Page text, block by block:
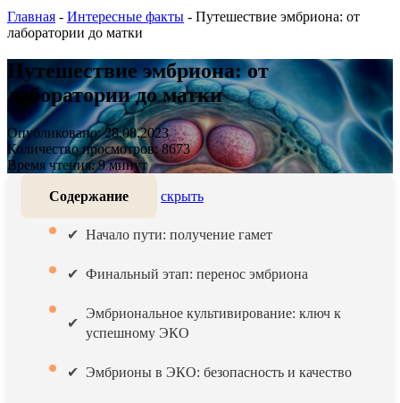
Главная - Интересные факты - Путешествие эмбриона: от
лаборатории до матки
Путешествие эмбриона: от
лаборатории до матки
Опубликовано: 28.08.2023
Количество просмотров: 8673
Время чтения: 9 минут
Содержание скрыть
Начало пути: получение гамет
Финальный этап: перенос эмбриона
Эмбриональное культивирование: ключ к
успешному ЭКО
Эмбрионы в ЭКО: безопасность и качество